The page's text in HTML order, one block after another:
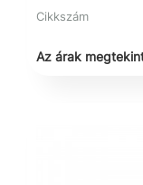
Cikkszám
Az árak